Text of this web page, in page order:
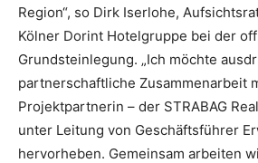
Region“, so Dirk Iserlohe,
Kölner Dorint Hotelgruppe bei der
Grundsteinlegung. „Ich möchte
partnerschaftliche Zusammenarbeit
Projektpartnerin – der STRABAG
unter Leitung von Geschäftsführer
hervorheben. Gemeinsam arbeiten